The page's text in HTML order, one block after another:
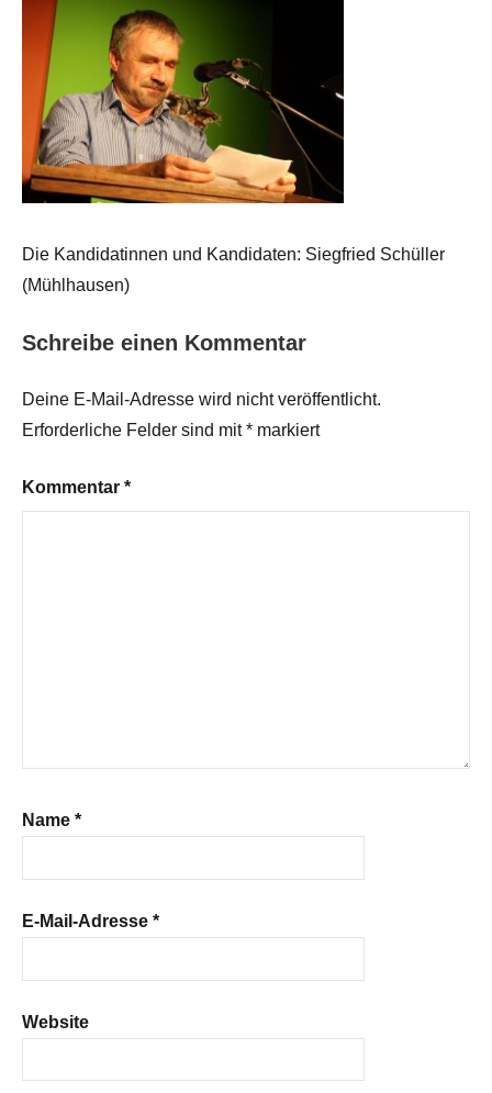
Die Kandidatinnen und Kandidaten: Siegfried Schüller
(Mühlhausen)
Schreibe einen Kommentar
Deine E-Mail-Adresse wird nicht veröffentlicht.
Erforderliche Felder sind mit* markiert
Kommentar *
Name *
E-Mail-Adresse *
Website